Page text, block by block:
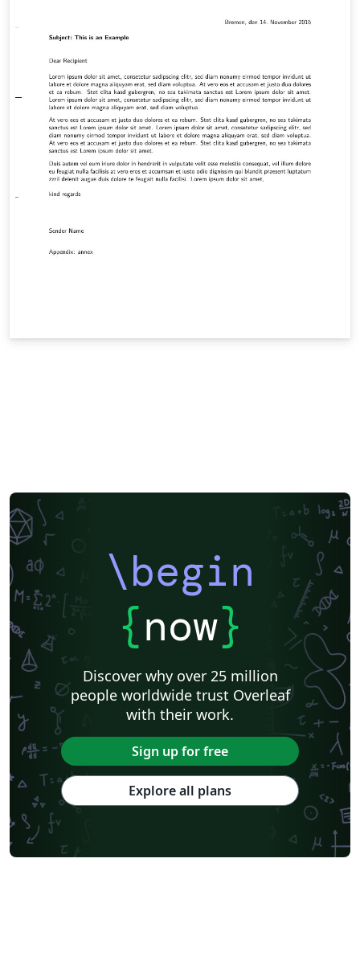
\begin
{now}
Discover why over 25 million
people worldwide trust Overleaf
with their work.
Sign up for free
Explore all plans